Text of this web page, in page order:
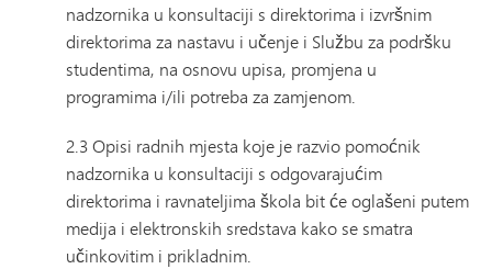
nadzornika u konsultaciji s direktorima i izvršnim
direktorima za nastavu i učenje i Službu za podršku
studentima, na osnovu upisa, promjena u
programima i/ili potreba za zamjenom.
2.3 Opisi radnih mjesta koje je razvio pomoćnik
nadzornika u konsultaciji s odgovarajućim
direktorima i ravnateljima škola bit će oglašeni putem
medija i elektronskih sredstava kako se smatra
učinkovitim i prikladnim.